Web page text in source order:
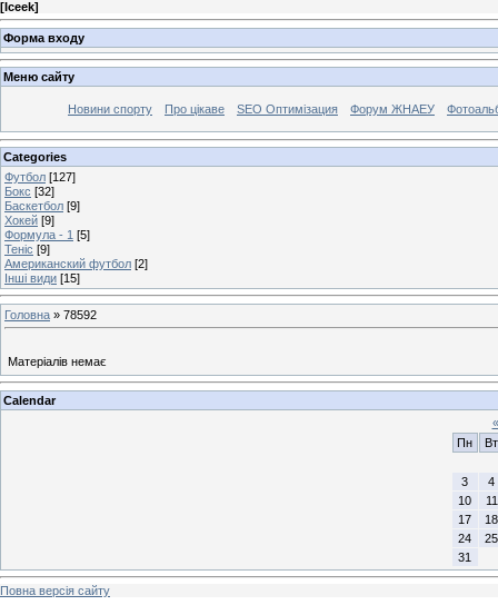
[Iceek]
Форма входу
Меню сайту
Новини спорту Про цікаве SEO Оптимізация Форум ЖНАЕУ
Categories
Футбол [127]
Бокс [32]
Баскетбол [9]
Хокей [9]
Формула - 1 [5]
Теніс [9]
Американский футбол [2]
Інші види [15]
Головна » 78592
Матеріалів немає
Calendar
«
Пн
Вт
3
4
10
11
17
18
24
25
31
Повна версія сайту